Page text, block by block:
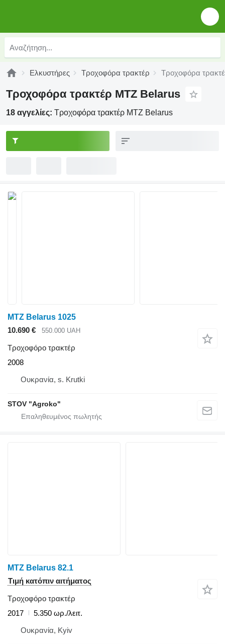
Ελκυστήρες Τροχοφόρα τρακτέρ Τροχοφόρα
Τροχοφόρα τρακτέρ MTZ Belarus
18 αγγελίες: Τροχοφόρα τρακτέρ MTZ Belarus
MTZ Belarus 1025
10.690 €
550.000 UAH
Τροχοφόρο τρακτέρ
2008
Ουκρανία, s. Krutki
STOV "Agroko"
MTZ Belarus 82.1
Τιμή κατόπιν αιτήματος
Τροχοφόρο τρακτέρ
2017
5.350 ωρ./λειτ.
Ουκρανία, Kyiv